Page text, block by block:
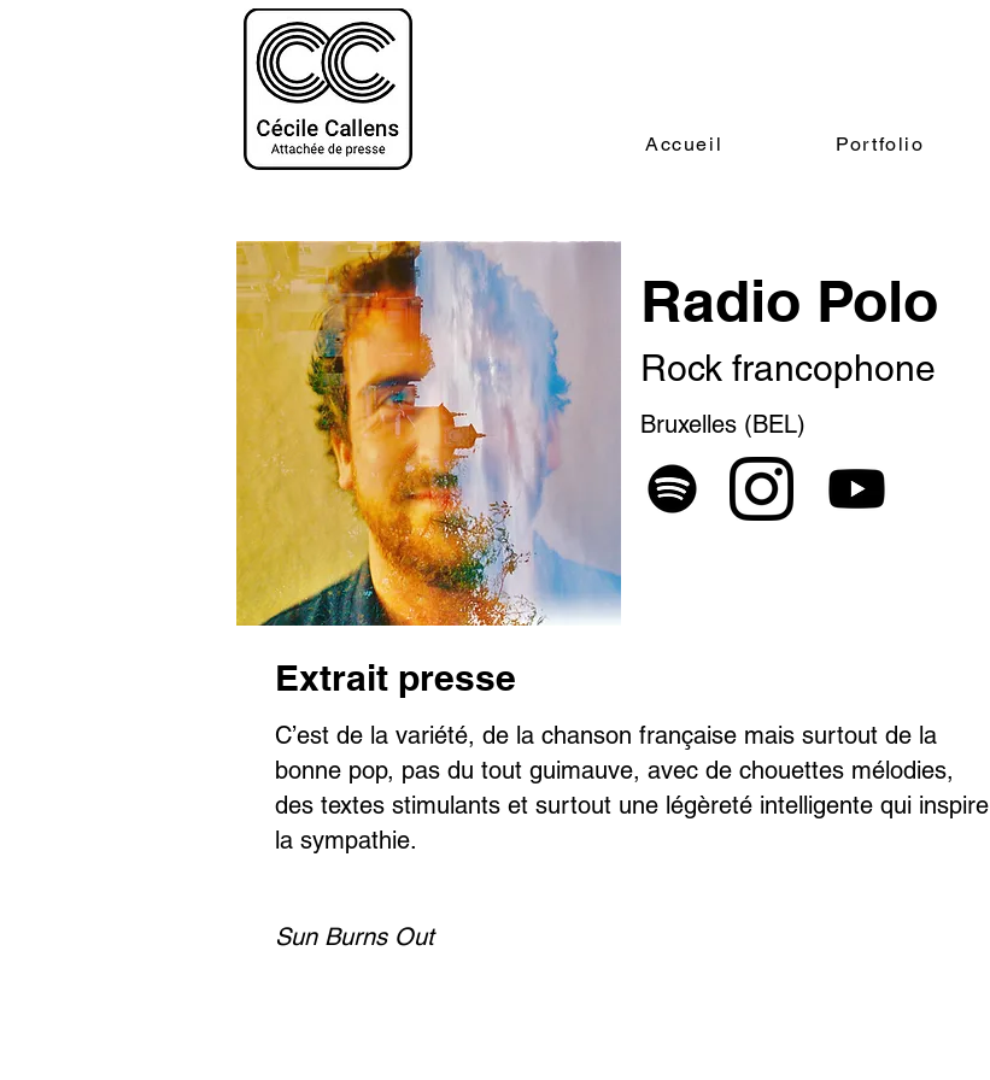
Accueil Portfolio
Radio Polo
Rock francophone
Bruxelles (BEL)
Extrait presse
C’est de la variété, de la chanson française mais surtout de la
bonne pop, pas du tout guimauve, avec de chouettes mélodies,
des textes stimulants et surtout une légèreté intelligente qui inspire
la sympathie.
Sun Burns Out